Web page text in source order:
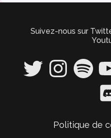
Suivez-nous sur
Twitter InstagramSpotify
Politique de